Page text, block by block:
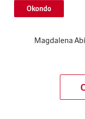
Okondo
Magdalena